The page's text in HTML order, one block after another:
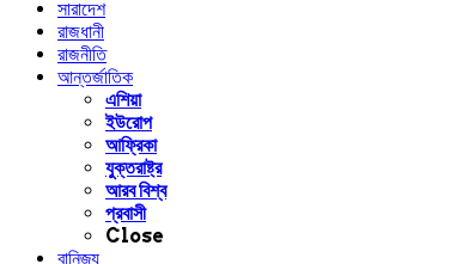
সারাদেশ
রাজধানী
রাজনীতি
আন্তর্জাতিক
এশিয়া
ইউরোপ
আফ্রিকা
যুক্তরাষ্ট্র
আরব বিশ্ব
প্রবাসী
Close
বানিজ্য